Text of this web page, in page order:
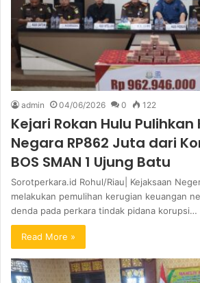
admin 04/06/2026 0 122
Kejari Rokan Hulu
Negara RP862 Juta dari
BOS SMAN 1 Ujung Batu
Sorotperkara.id Rohul/Riau| Kejaksaan
melakukan pemulihan kerugian keuangan
denda pada perkara tindak pidana korupsi…
Read More »